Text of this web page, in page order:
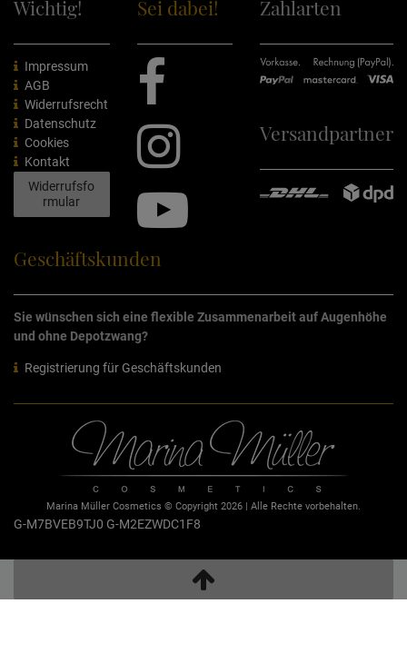
Wichtig!
Impressum
AGB
Widerrufsrecht
Datenschutz
Cookies
Kontakt
Widerrufsfo
rmular
Sei dabei! Zahlarten
Versandpartner
Geschäftskunden
Sie wünschen sich eine flexible Zusammenarbeit auf Augenhöhe
und ohne Depotzwang?
Registrierung für Geschäftskunden
Marina Müller Cosmetics © Copyright 2026 | Alle Rechte vorbehalten.
G-M7BVEB9TJ0 G-M2EZWDC1F8